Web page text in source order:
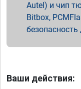
Autel) и чип
Bitbox,
Ваши действия: